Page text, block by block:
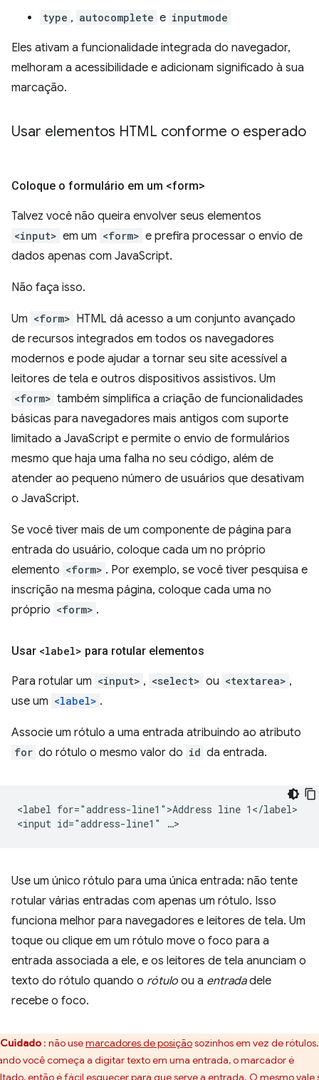
type , autocomplete e inputmode
Eles ativam a funcionalidade integrada do navegador,
melhoram a acessibilidade e adicionam significado à sua
marcação.
Usar elementos HTML conforme o esperado
Coloque o formulário em um <form>
Talvez você não queira envolver seus elementos
<input> em um <form> e prefira processar o envio de
dados apenas com JavaScript.
Não faça isso.
Um <form> HTML dá acesso a um conjunto avançado
de recursos integrados em todos os navegadores
modernos e pode ajudar a tornar seu site acessível a
leitores de tela e outros dispositivos assistivos. Um
<form> também simplifica a criação de funcionalidades
básicas para navegadores mais antigos com suporte
limitado a JavaScript e permite o envio de formulários
mesmo que haja uma falha no seu código, além de
atender ao pequeno número de usuários que desativam
o JavaScript.
Se você tiver mais de um componente de página para
entrada do usuário, coloque cada um no próprio
elemento <form> . Por exemplo, se você tiver pesquisa e
inscrição na mesma página, coloque cada uma no
próprio <form> .
Usar <label> para rotular elementos
Para rotular um <input> , <select> ou <textarea> ,
use um <label> .
Associe um rótulo a uma entrada atribuindo ao atributo
for do rótulo o mesmo valor do id da entrada.
<label for="address-line1">Address line 1</label>
Use um único rótulo para uma única entrada: não tente
rotular várias entradas com apenas um rótulo. Isso
funciona melhor para navegadores e leitores de tela. Um
toque ou clique em um rótulo move o foco para a
entrada associada a ele, e os leitores de tela anunciam o
texto do rótulo quando o rótulo ou a entradadele
recebe o foco.
Cuidado : não usemarcadores de posiçãosozinhos em vez de rótulos.
você começa a digitar texto em uma entrada, o marcador é
então é fácil esquecer para que serve a entrada. O mesmo vale